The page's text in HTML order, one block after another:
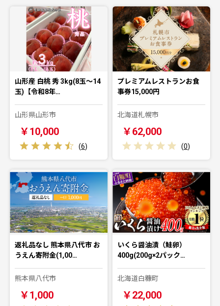
山形産 白桃 秀 3kg(8玉～14
玉)【令和8年…
山形県山形市
￥10,000
(6)
プレミアムレストランお食
事券15,000円
北海道札幌市
￥62,000
(0)
返礼品なし 熊本県八代市 お
うえん寄附金(1,00…
熊本県八代市
￥1,000
いくら醤油漬（鮭卵）
400g(200g×2パック…
北海道白糠町
￥22,000